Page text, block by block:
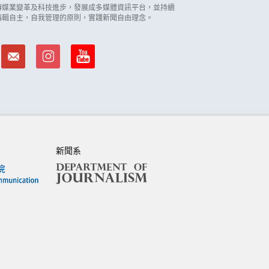
業變革及科技進步，發展成多媒體資訊平台，並持續
自主，自我管理的原則，實踐新聞自由理念。
新聞系